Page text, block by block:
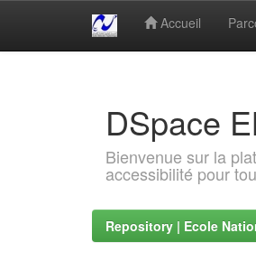
Accueil
DSpace
Bienvenue sur la
accessibilité pour
Repository | Ecole